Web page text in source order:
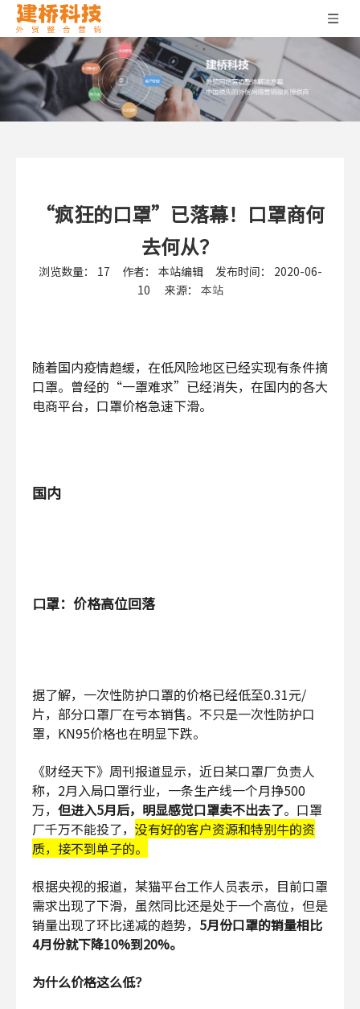
“疯狂的口罩”已落幕！口罩商何
去何从？
浏览数量： 17 作者： 本站编辑 发布时间： 2020-06-
10 来源： 本站
随着国内疫情趋缓，在低风险地区已经实现有条件摘
口罩。曾经的“一罩难求”已经消失，在国内的各大
电商平台，口罩价格急速下滑。
国内
口罩：价格高位回落
据了解，一次性防护口罩的价格已经低至0.31元/
片，部分口罩厂在亏本销售。不只是一次性防护口
罩，KN95价格也在明显下跌。
《财经天下》周刊报道显示，近日某口罩厂负责人
称，2月入局口罩行业，一条生产线一个月挣500
万， 但进入5月后，明显感觉口罩卖不出去了。口罩
厂千万不能投了， 没有好的客户资源和特别牛的资
质，接不到单子的。
根据央视的报道，某猫平台工作人员表示，目前口罩
需求出现了下滑，虽然同比还是处于一个高位，但是
销量出现了环比递减的趋势， 5月份口罩的销量相比
4月份就下降10%到20%。
为什么价格这么低？